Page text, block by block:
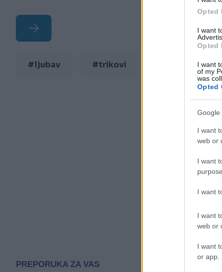
Opted
I want
Opted
I want
of my
was
Opted
Google
I want
web or
I want
I want
I want
web or
I want
or app.
#ljubav #trikovi